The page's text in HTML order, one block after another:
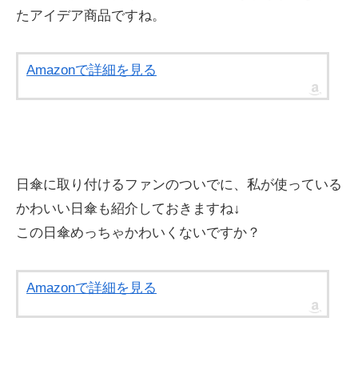
たアイデア商品ですね。
Amazonで詳細を見る
日傘に取り付けるファンのついでに、私が使っている
かわいい日傘も紹介しておきますね↓
この日傘めっちゃかわいくないですか？
Amazonで詳細を見る